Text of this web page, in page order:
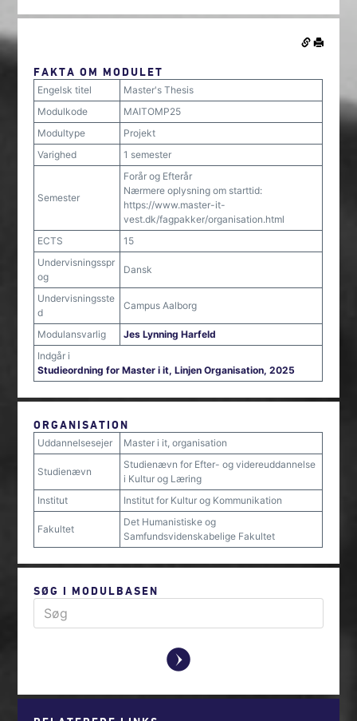
FAKTA OM MODULET
Engelsk titel
Master's Thesis
Modulkode
MAITOMP25
Modultype
Projekt
Varighed
1 semester
Semester
Forår og Efterår
Nærmere oplysning om starttid:
https://www.master-it-
vest.dk/fagpakker/organisation.html
ECTS
15
Undervisningsspr
og
Dansk
Undervisningsste
d
Campus Aalborg
Modulansvarlig
Jes Lynning Harfeld
Indgår i
Studieordning for Master i it, Linjen Organisation, 2025
ORGANISATION
Uddannelsesejer Master i it, organisation
Studienævn
Studienævn for Efter- og videreuddannelse
i Kultur og Læring
Institut
Institut for Kultur og Kommunikation
Fakultet
Det Humanistiske og
Samfundsvidenskabelige Fakultet
SØG I MODULBASEN
y